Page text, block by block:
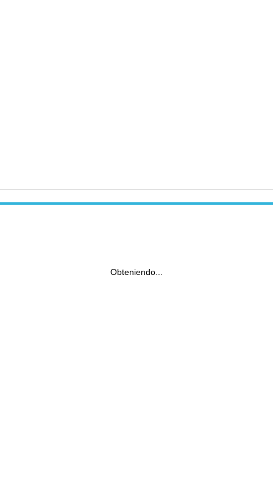
Obteniendo...